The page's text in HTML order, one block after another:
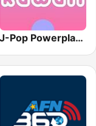
J-Pop Powerplay Kawaii